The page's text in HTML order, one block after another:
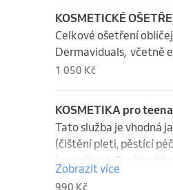
KOSMETICKÉ
Celkové ošetření
Dermaviduals,  včetně
1 050 Kč
KOSMETIKA pro
Tato služba je vhodná
(čištění pleti, pěstící
konzultace. Pro
"Kosmetické ošetření
Zobrazit více
990 Kč